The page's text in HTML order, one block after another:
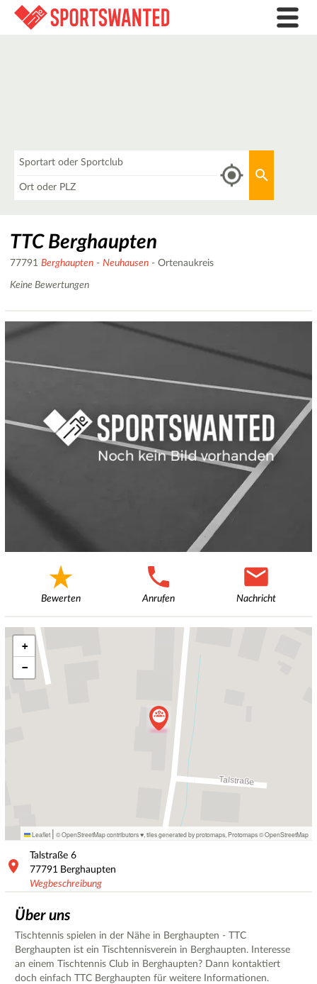
TTC Berghaupten
77791 Berghaupten - Neuhausen - Ortenaukreis
Keine Bewertungen
Bewerten Anrufen Nachricht
+
−
Leaflet | © OpenStreetMap contributors ♥, tiles generated by protomaps Protomaps©OpenStreetMap
Talstraße 6
77791
Berghaupten
Wegbeschreibung
Über uns
Tischtennis spielen in der Nähe in Berghaupten - TTC
Berghaupten ist ein Tischtennisverein in Berghaupten. Interesse
an einem Tischtennis Club in Berghaupten? Dann kontaktiert
doch einfach TTC Berghaupten für weitere Informationen.